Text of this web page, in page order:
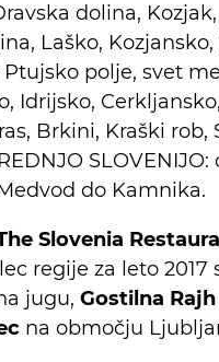
dolina,
Laško,
Ptujsko polje, svet
Idrijsko,
Brkini, Kraški rob,
do Kamnika.
Slovenia
regije za leto 2017
jugu, Gostilna Rajh
na območju